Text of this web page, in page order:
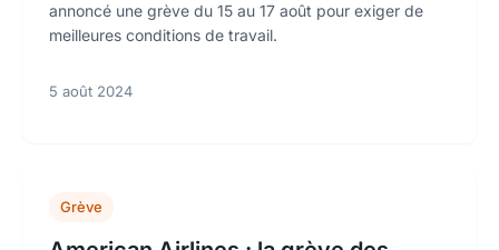
annoncé une grève du 15 au 17 août pour exiger de
meilleures conditions de travail.
5 août 2024
Grève